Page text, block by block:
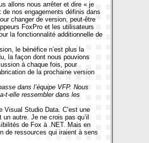
allons nous arrêter et dire « je
nos engagements définis dans
changer de version, peut-être
FoxPro et les utilisateurs
la fonctionnalité additionnelle de
le bénéfice n’est plus la
la façon dont nous pouvions
à chaque fois, pour
de la prochaine version
dans l’équipe VFP. Nous
t-elle ressembler dans les
Visual Studio Data. C’est une
autre. Je ne crois pas qu’il
de Fox à .NET. Mais en
de ressources qui iraient à sens